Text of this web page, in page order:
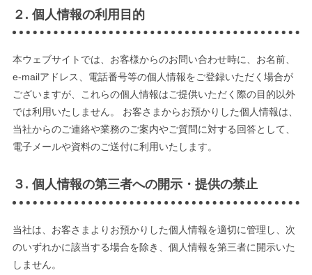
２. 個人情報の利用目的
本ウェブサイトでは、お客様からのお問い合わせ時に、お名前、
e-mailアドレス、電話番号等の個人情報をご登録いただく場合が
ございますが、これらの個人情報はご提供いただく際の目的以外
では利用いたしません。 お客さまからお預かりした個人情報は、
当社からのご連絡や業務のご案内やご質問に対する回答として、
電子メールや資料のご送付に利用いたします。
３. 個人情報の第三者への開示・提供の禁止
当社は、お客さまよりお預かりした個人情報を適切に管理し、次
のいずれかに該当する場合を除き、個人情報を第三者に開示いた
しません。